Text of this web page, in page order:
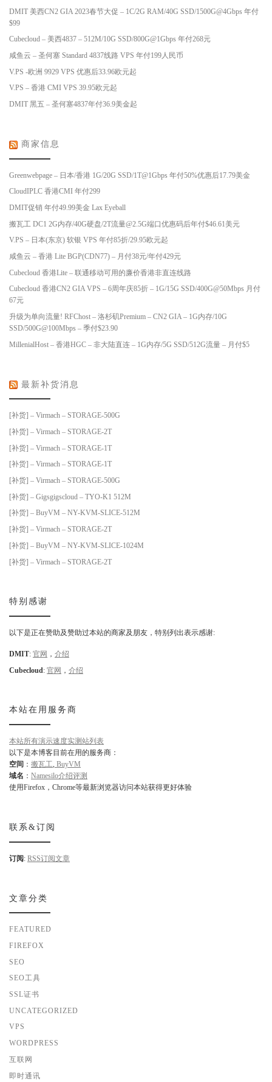
DMIT 美西CN2 GIA 2023春节大促 – 1C/2G RAM/40G SSD/1500G@4Gbps 年付
$99
Cubecloud – 美西4837 – 512M/10G SSD/800G@1Gbps 年付268元
咸鱼云 – 圣何塞 Standard 4837线路 VPS 年付199人民币
V.PS -欧洲 9929 VPS 优惠后33.96欧元起
V.PS – 香港 CMI VPS 39.95欧元起
DMIT 黑五 – 圣何塞4837年付36.9美金起
商家信息
Greenwebpage – 日本/香港 1G/20G SSD/1T@1Gbps 年付50%优惠后17.79美金
CloudIPLC 香港CMI 年付299
DMIT促销 年付49.99美金 Lax Eyeball
搬瓦工 DC1 2G内存/40G硬盘/2T流量@2.5G端口优惠码后年付$46.61美元
V.PS – 日本(东京) 软银 VPS 年付85折/29.95欧元起
咸鱼云 – 香港 Lite BGP(CDN77) – 月付38元/年付429元
Cubecloud 香港Lite – 联通移动可用的廉价香港非直连线路
Cubecloud 香港CN2 GIA VPS – 6周年庆85折 – 1G/15G SSD/400G@50Mbps 月付
67元
升级为单向流量! RFChost – 洛杉矶Premium – CN2 GIA – 1G内存/10G
SSD/500G@100Mbps – 季付$23.90
MillenialHost – 香港HGC – 非大陆直连 – 1G内存/5G SSD/512G流量 – 月付$5
最新补货消息
[补货] – Virmach – STORAGE-500G
[补货] – Virmach – STORAGE-2T
[补货] – Virmach – STORAGE-1T
[补货] – Virmach – STORAGE-1T
[补货] – Virmach – STORAGE-500G
[补货] – Gigsgigscloud – TYO-K1 512M
[补货] – BuyVM – NY-KVM-SLICE-512M
[补货] – Virmach – STORAGE-2T
[补货] – BuyVM – NY-KVM-SLICE-1024M
[补货] – Virmach – STORAGE-2T
特别感谢
以下是正在赞助及赞助过本站的商家及朋友，特别列出表示感谢:
DMIT: 官网 ， 介绍
Cubecloud: 官网 ， 介绍
本站在用服务商
本站所有演示速度实测站列表
以下是本博客目前在用的服务商：
空间 ： 搬瓦工, BuyVM
域名 ： Namesilo介绍评测
使用Firefox，Chrome等最新浏览器访问本站获得更好体验
联系&订阅
订阅: RSS订阅文章
文章分类
FEATURED
FIREFOX
SEO
SEO工具
SSL证书
UNCATEGORIZED
VPS
WORDPRESS
互联网
即时通讯